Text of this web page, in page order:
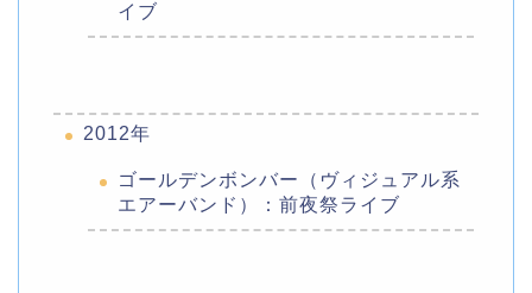
イブ
2012年
ゴールデンボンバー（ヴィジュアル系
エアーバンド）：前夜祭ライブ